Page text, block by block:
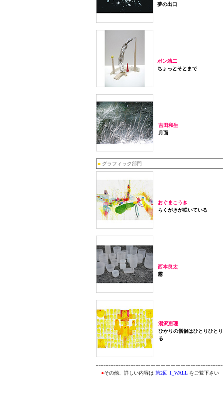
夢の出口
ボン靖二
ちょっとそとまで
吉田和生
月面
■ グラフィック部門
おぐまこうき
らくがきが咲いている
西本良太
霧
湯沢恵理
ひかりの僧侶はひとりひと
る
●その他、詳しい内容は 第2回 1_WALL をご覧下さい